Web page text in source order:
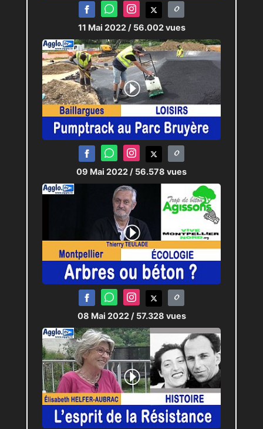
11 Mai 2022 / 56.002 vues
09 Mai 2022 / 56.578 vues
08 Mai 2022 / 57.328 vues